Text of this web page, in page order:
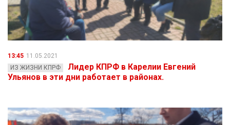
13:45 11.05.2021
ИЗ ЖИЗНИ КПРФ
Лидер КПРФ в Карелии Евгений
Ульянов в эти дни работает в районах.